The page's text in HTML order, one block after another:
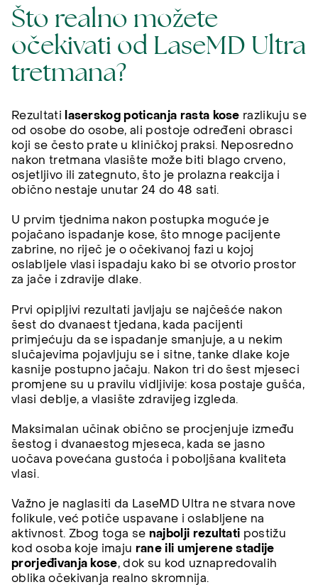
Što realno možete
očekivati od LaseMD Ultra
tretmana?
Rezultati laserskog poticanja rasta kose razlikuju se
od osobe do osobe, ali postoje određeni obrasci
koji se često prate u kliničkoj praksi. Neposredno
nakon tretmana vlasište može biti blago crveno,
osjetljivo ili zategnuto, što je prolazna reakcija i
obično nestaje unutar 24 do 48 sati.
U prvim tjednima nakon postupka moguće je
pojačano ispadanje kose, što mnoge pacijente
zabrine, no riječ je o očekivanoj fazi u kojoj
oslabljele vlasi ispadaju kako bi se otvorio prostor
za jače i zdravije dlake.
Prvi opipljivi rezultati javljaju se najčešće nakon
šest do dvanaest tjedana, kada pacijenti
primjećuju da se ispadanje smanjuje, a u nekim
slučajevima pojavljuju se i sitne, tanke dlake koje
kasnije postupno jačaju. Nakon tri do šest mjeseci
promjene su u pravilu vidljivije: kosa postaje gušća,
vlasi deblje, a vlasište zdravijeg izgleda.
Maksimalan učinak obično se procjenjuje između
šestog i dvanaestog mjeseca, kada se jasno
uočava povećana gustoća i poboljšana kvaliteta
vlasi.
Važno je naglasiti da LaseMD Ultra ne stvara nove
folikule, već potiče uspavane i oslabljene na
aktivnost. Zbog toga se najbolji rezultati postižu
kod osoba koje imaju rane ili umjerene stadije
prorjeđivanja kose, dok su kod uznapredovalih
oblika očekivanja realno skromnija.